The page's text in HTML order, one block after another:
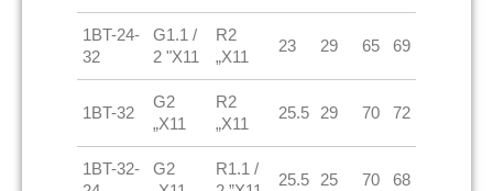
1BT-24-
32
G1.1 /
2 "X11
R2
„X11
23 29 65 69
1BT-32
G2
„X11
R2
„X11
25.5 29 70 72
1BT-32-
G2
R1.1 /
25.5 25 70 68